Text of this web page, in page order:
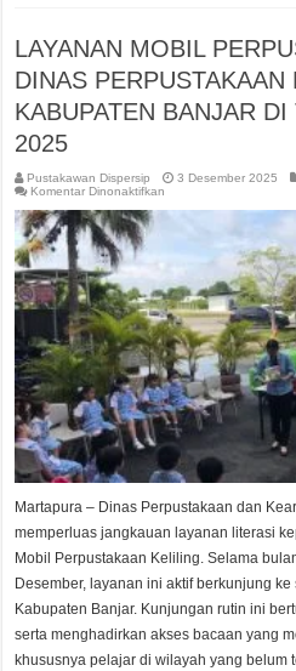
LAYANAN MOBIL
DINAS PERPUSTAKAAN
KABUPATEN BANJAR
2025
Pustakawan Dispersip 3 Desember 2025
Komentar Dinonaktifkan
PERPUSTAKAAN
DAN
KEARSIPAN
KABUPATEN
BANJAR
DI
TRIWULAN
AKHIR
2025
Martapura – Dinas Perpustakaan dan
memperluas jangkauan layanan literasi
Mobil Perpustakaan Keliling. Selama
Desember, layanan ini aktif berkunjung
Kabupaten Banjar. Kunjungan rutin ini
serta menghadirkan akses bacaan yang
khususnya pelajar di wilayah yang belum